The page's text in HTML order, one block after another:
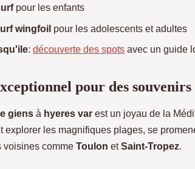
pour les enfants
wingfoil pour les adolescents et adultes
: découverte des spots avec un guide
pour des
giens à hyeres var est un joyau de la
explorer les magnifiques plages, se
voisines comme Toulon etSaint-Tropez.